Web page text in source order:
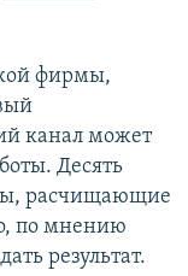
фирмы,
канал может
Десять
расчищающие
по мнению
результат.